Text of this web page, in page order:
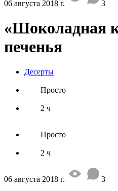
06 августа 2018 г. 3
«Шоколадная
печенья
Десерты
Просто
2 ч
Просто
2 ч
06 августа 2018 г.
3